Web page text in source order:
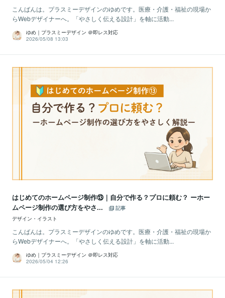
こんばんは。プラスミーデザインのゆめです。医療・介護・福祉の現場か
らWebデザイナーへ。「やさしく伝える設計」を軸に活動...
ゆめ｜プラスミーデザイン ＠即レス対応
2026/05/08 13:03
はじめてのホームページ制作⑬｜自分で作る？プロに頼む？ ーホー
ムページ制作の選び方をやさ...
記事
デザイン・イラスト
こんばんは。プラスミーデザインのゆめです。医療・介護・福祉の現場か
らWebデザイナーへ。「やさしく伝える設計」を軸に活動...
ゆめ｜プラスミーデザイン ＠即レス対応
2026/05/04 12:26